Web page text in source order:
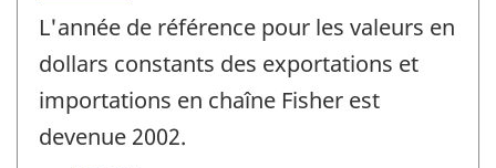
référence
de
-
L'année de référence pour les valeurs en
dollars constants des exportations et
importations en chaîne Fisher est
devenue 2002.